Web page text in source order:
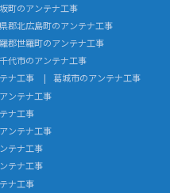
町のアンテナ工事
郡北広島町のアンテナ工事
郡世羅町のアンテナ工事
代市のアンテナ工事
ナ工事
葛城市のアンテナ工事
ンテナ工事
ナ工事
ンテナ工事
テナ工事
テナ工事
ナ工事